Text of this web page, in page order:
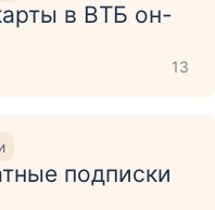
в ВТБ он-
13
подписки